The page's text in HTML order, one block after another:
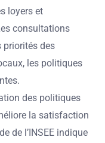
loyers et
consultations
priorités des
les politiques
des politiques
la satisfaction
de l’INSEE indique